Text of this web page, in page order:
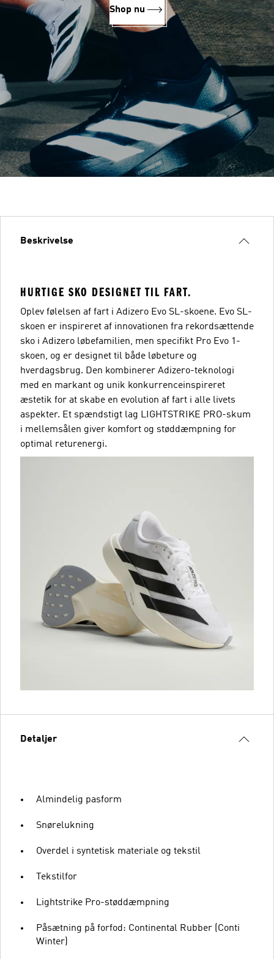
Shop nu
Beskrivelse
HURTIGE SKO DESIGNET TIL FART.
Oplev følelsen af fart i Adizero Evo SL-skoene. Evo SL-
skoen er inspireret af innovationen fra rekordsættende
sko i Adizero løbefamilien, men specifikt Pro Evo 1-
skoen, og er designet til både løbeture og
hverdagsbrug. Den kombinerer Adizero-teknologi
med en markant og unik konkurrenceinspireret
æstetik for at skabe en evolution af fart i alle livets
aspekter. Et spændstigt lag LIGHTSTRIKE PRO-skum
i mellemsålen giver komfort og støddæmpning for
optimal returenergi.
Detaljer
Almindelig pasform
Snørelukning
Overdel i syntetisk materiale og tekstil
Tekstilfor
Lightstrike Pro-støddæmpning
Påsætning på forfod: Continental Rubber (Conti
Winter)